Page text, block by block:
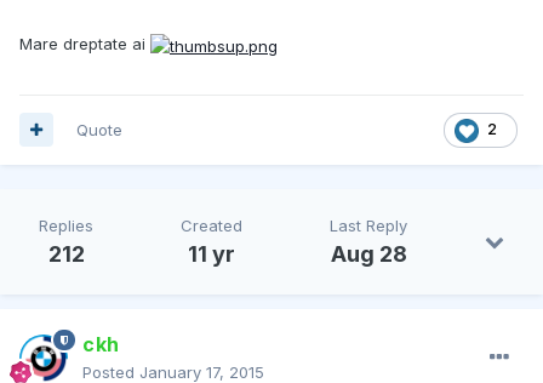
Mare dreptate ai
2
Quote
Replies
212
Created
11 yr
Last Reply
Aug 28
ckh
Posted January 17, 2015